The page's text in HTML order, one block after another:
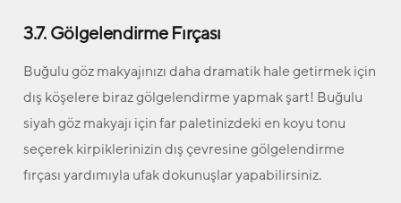
3.7. Gölgelendirme Fırçası
Buğulu göz makyajınızı daha dramatik hale getirmek için
dış köşelere biraz gölgelendirme yapmak şart! Buğulu
siyah göz makyajı için far paletinizdeki en koyu tonu
seçerek kirpiklerinizin dış çevresine gölgelendirme
fırçası yardımıyla ufak dokunuşlar yapabilirsiniz.